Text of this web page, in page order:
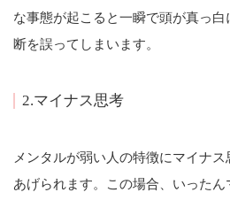
な事態が起こると一瞬で頭が真っ白
断を誤ってしまいます。
2.マイナス思考
メンタルが弱い人の特徴にマイナ
あげられます。この場合、いった